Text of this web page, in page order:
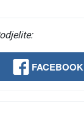
FACEBOOK